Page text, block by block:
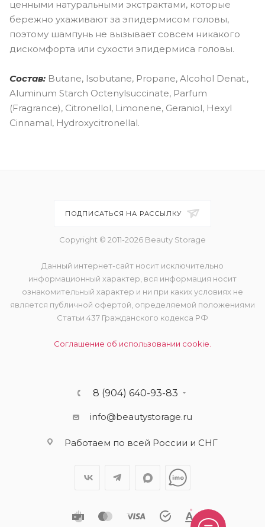
ценными натуральными экстрактами, которые
бережно ухаживают за эпидермисом головы,
поэтому шампунь не вызывает совсем никакого
дискомфорта или сухости эпидермиса головы.
Состав: Butane, Isobutane, Propane, Alcohol Denat.,
Aluminum Starch Octenylsuccinate, Parfum
(Fragrance), Citronellol, Limonene, Geraniol, Hexyl
Cinnamal, Hydroxycitronellal.
ПОДПИСАТЬСЯ НА РАССЫЛКУ
Copyright © 2011-2026 Beauty Storage
Данный интернет-сайт носит исключительно
информационный характер, вся информация носит
ознакомительный характер и ни при каких условиях не
является публичной офертой, определяемой положениями
Статьи 437 Гражданского кодекса РФ
Соглашение об использовании cookie.
8 (904) 640-93-83
info@beautystorage.ru
Работаем по всей России и СНГ